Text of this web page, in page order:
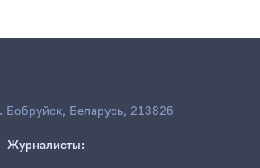
Бобруйск, Беларусь, 213826
Журналисты: